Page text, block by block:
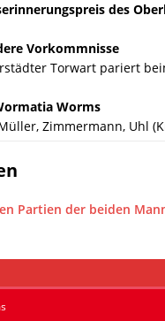
des
Vorkommnisse
Torwart pariert
Worms
Zimmermann, Uhl
Partien der beiden